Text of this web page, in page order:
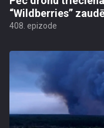
“Wildberries”
408. epizode